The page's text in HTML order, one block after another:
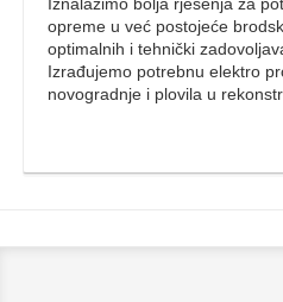
Iznalazimo bolja rješenja za
opreme u već postojeće
optimalnih i tehnički
Izrađujemo potrebnu elektro
novogradnje i plovila u